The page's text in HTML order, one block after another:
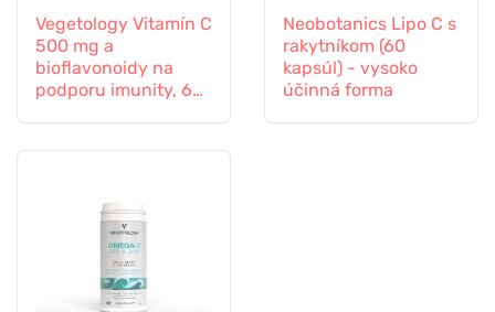
Vegetology Vitamín C
500 mg a
bioflavonoidy na
podporu imunity, 60
Neobotanics Lipo C s
rakytníkom (60
kapsúl) - vysoko
účinná forma